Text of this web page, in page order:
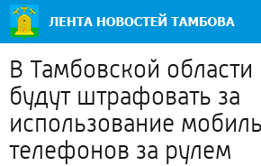
В Тамбовской области
будут штрафовать за
использование
телефонов за рулем